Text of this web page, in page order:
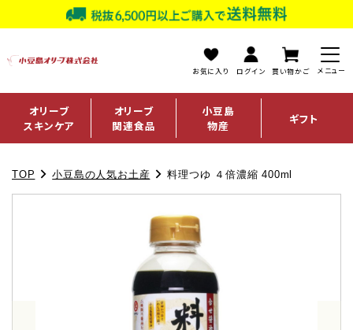
お気に入り ログイン 買い物かご
オリーブ
スキンケア
オリーブ
関連食品
小豆島
物産
ギフト
TOP 小豆島の人気お土産 料理つゆ ４倍濃縮 400ml